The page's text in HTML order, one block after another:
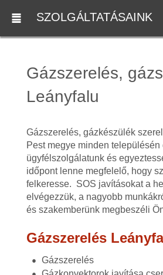
SZOLGÁLTATÁSAINK
Gázszerelés,
Leányfalu
Gázszerelés, gázkészülék
Pest megye minden
ügyfélszolgálatunk és
időpont lenne megfelelő, hogy
felkeresse. SOS javításokat a
elvégezzük, a nagyobb
és szakemberünk megbeszéli
Gázszerelés
Gázszerelés